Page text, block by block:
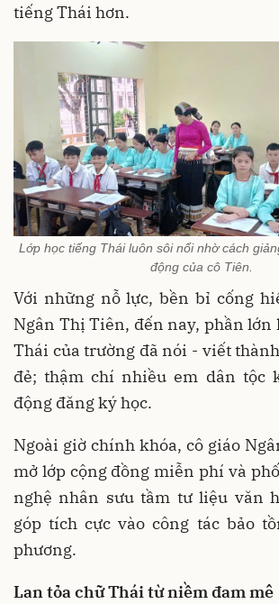
tiếng Thái hơn.
Lớp học tiếng Thái luôn sôi nổi nhờ cách
động của cô Tiên.
Với những nỗ lực, bền bỉ cống
Ngân Thị Tiên, đến nay, phần lớn
Thái của trường đã nói - viết
đẻ; thậm chí nhiều em dân tộc
động đăng ký học.
Ngoài giờ chính khóa, cô giáo
mở lớp cộng đồng miễn phí và
nghệ nhân sưu tầm tư liệu văn
góp tích cực vào công tác bảo
phương.
Lan tỏa chữ Thái từ niềm đam mê